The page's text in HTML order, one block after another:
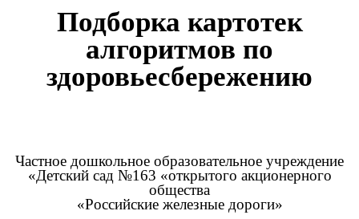
Подборка картотек
алгоритмов по
здоровьесбережению
Частное дошкольное образовательное учреждение
«Детский сад №163 «открытого акционерного
общества
«Российские железные дороги»